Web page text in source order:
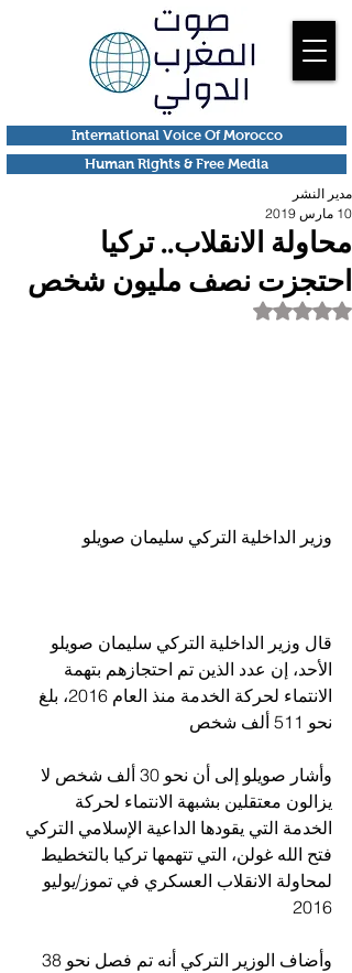
Human Rights & Free Media
International Voice Of Morocco
محاولة الانقلاب.. تركيا
احتجزت نصف مليون شخص
مدير النشر
10 مارس 2019
تم التقييم بـ ليس رقمًا من أصل 5 نجوم.
وزير الداخلية التركي سليمان صويلو
قال وزير الداخلية التركي سليمان صويلو
الأحد، إن عدد الذين تم احتجازهم بتهمة
الانتماء لحركة الخدمة منذ العام 2016، بلغ
نحو 511 ألف شخص
وأشار صويلو إلى أن نحو 30 ألف شخص لا
يزالون معتقلين بشبهة الانتماء لحركة
الخدمة التي يقودها الداعية الإسلامي التركي
فتح الله غولن، التي تتهمها تركيا بالتخطيط
لمحاولة الانقلاب العسكري في تموز/يوليو
2016